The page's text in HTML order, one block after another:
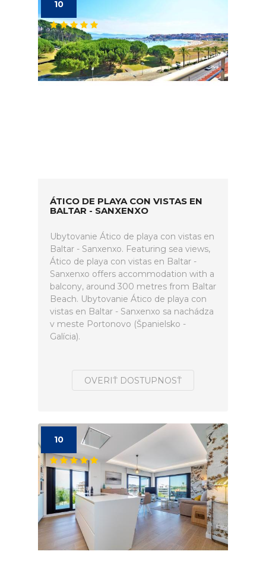
10
ÁTICO DE PLAYA CON VISTAS EN
BALTAR - SANXENXO
Ubytovanie Ático de playa con vistas en
Baltar - Sanxenxo. Featuring sea views,
Ático de playa con vistas en Baltar -
Sanxenxo offers accommodation with a
balcony, around 300 metres from Baltar
Beach. Ubytovanie Ático de playa con
vistas en Baltar - Sanxenxo sa nachádza
v meste Portonovo (Španielsko -
Galícia).
OVERIŤ DOSTUPNOSŤ
10